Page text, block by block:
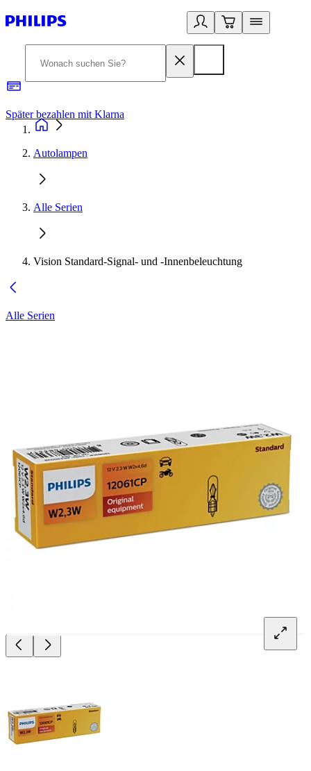
Später bezahlen mit Klarna
Autolampen
Alle Serien
Vision Standard-Signal- und -Innenbeleuchtung
Alle Serien